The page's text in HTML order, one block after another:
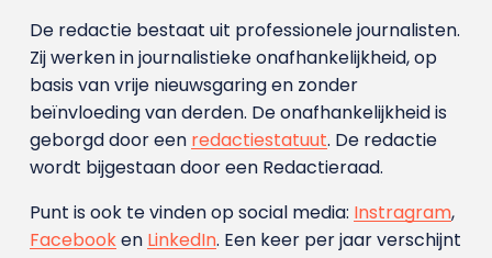
De redactie bestaat uit professionele journalisten.
Zij werken in journalistieke onafhankelijkheid, op
basis van vrije nieuwsgaring en zonder
beïnvloeding van derden. De onafhankelijkheid is
geborgd door een redactiestatuut. De redactie
wordt bijgestaan door een Redactieraad.
Punt is ook te vinden op social media: Instragram,
Facebooken LinkedIn. Een keer per jaar verschijnt